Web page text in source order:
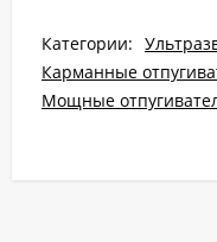
Категории:
Карманные
Мощные